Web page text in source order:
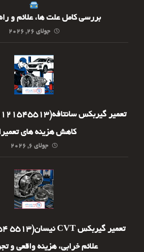
بررسی کامل علت ها، علائم و
جولای ۲۶, ۲۰۲۶
کاهش هزینه های
جولای ۶, ۲۰۲۶
علائم خرابی، هزینه واقعی و